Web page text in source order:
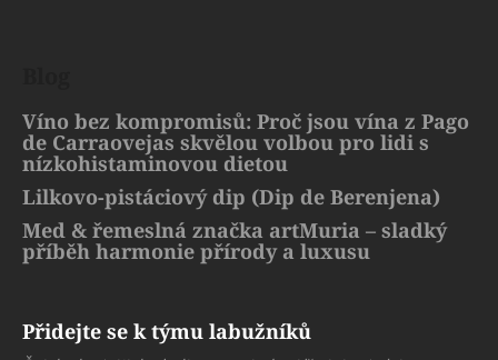
Víno bez kompromisů: Proč jsou vína z Pago
de Carraovejas skvělou volbou pro lidi s
nízkohistaminovou dietou
Lilkovo-pistáciový dip (Dip de Berenjena)
Med & řemeslná značka artMuria – sladký
příběh harmonie přírody a luxusu
Přidejte se k týmu labužníků